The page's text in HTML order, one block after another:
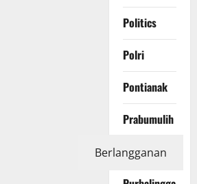
Politics
Polri
Pontianak
Prabumulih
Protest
Berlangganan